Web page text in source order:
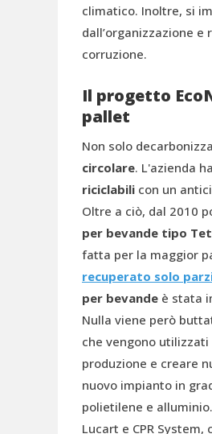
climatico. Inoltre, si
dall’organizzazione
corruzione.
Il progetto
pallet
Non solo
circolare. L'azienda
riciclabili con un
Oltre a ciò, dal 2010
per bevande tipo
fatta per la maggior
recuperato solo
per bevande è stata
Nulla viene però
che vengono
produzione e creare
nuovo impianto in
polietilene e
Lucart e CPR